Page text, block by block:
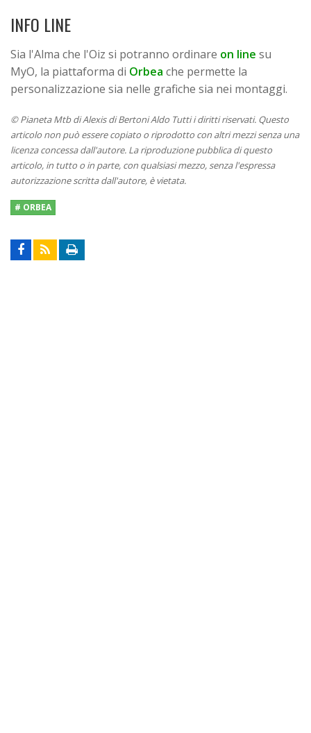
INFO LINE
Sia l'Alma che l'Oiz si potranno ordinare on line su
MyO, la piattaforma di Orbea che permette la
personalizzazione sia nelle grafiche sia nei montaggi.
© Pianeta Mtb di Alexis di Bertoni Aldo Tutti i diritti riservati. Questo
articolo non può essere copiato o riprodotto con altri mezzi senza una
licenza concessa dall'autore. La riproduzione pubblica di questo
articolo, in tutto o in parte, con qualsiasi mezzo, senza l'espressa
autorizzazione scritta dall'autore, è vietata.
# ORBEA